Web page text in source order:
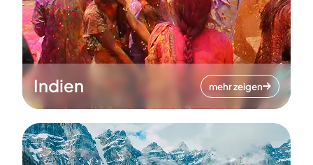
Indien mehr zeigen